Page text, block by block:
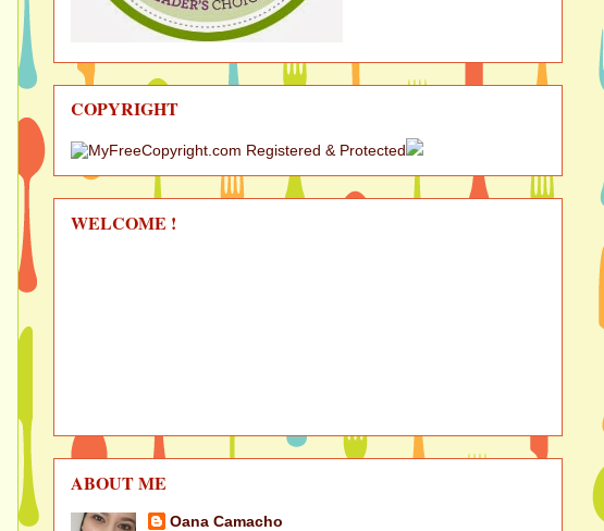
COPYRIGHT
WELCOME !
ABOUT ME
Oana Camacho